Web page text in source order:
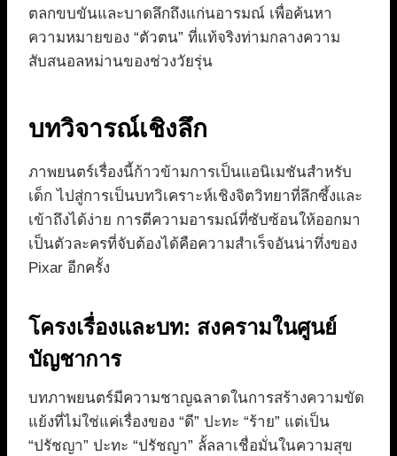
ตลกขบขันและบาดลึกถึงแก่นอารมณ์ เพื่อค้นหา
ความหมายของ “ตัวตน” ที่แท้จริงท่ามกลางความ
สับสนอลหม่านของช่วงวัยรุ่น
บทวิจารณ์เชิงลึก
ภาพยนตร์เรื่องนี้ก้าวข้ามการเป็นแอนิเมชันสำหรับ
เด็ก ไปสู่การเป็นบทวิเคราะห์เชิงจิตวิทยาที่ลึกซึ้งและ
เข้าถึงได้ง่าย การตีความอารมณ์ที่ซับซ้อนให้ออกมา
เป็นตัวละครที่จับต้องได้คือความสำเร็จอันน่าทึ่งของ
Pixar อีกครั้ง
โครงเรื่องและบท: สงครามในศูนย์
บัญชาการ
บทภาพยนตร์มีความชาญฉลาดในการสร้างความขัด
แย้งที่ไม่ใช่แค่เรื่องของ “ดี” ปะทะ “ร้าย” แต่เป็น
“ปรัชญา” ปะทะ “ปรัชญา” ลั้ลลาเชื่อมั่นในความสุข